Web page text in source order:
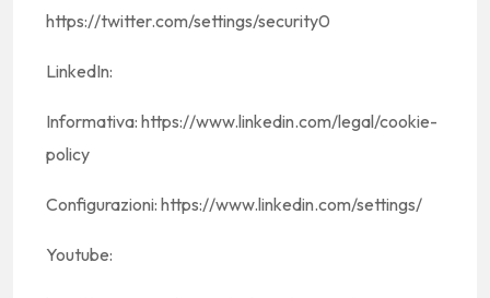
https://twitter.com/settings/security0
LinkedIn:
Informativa: https://www.linkedin.com/legal/cookie-
policy
Configurazioni: https://www.linkedin.com/settings/
Youtube: